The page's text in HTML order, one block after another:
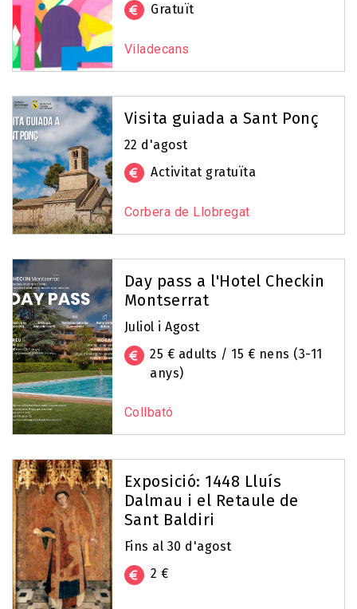
Gratuït
Viladecans
Visita guiada a Sant Ponç
22 d'agost
Activitat gratuïta
Corbera de Llobregat
Day pass a l'Hotel Checkin
Montserrat
Juliol i Agost
25 € adults / 15 € nens (3-11
anys)
Collbató
Exposició: 1448 Lluís
Dalmau i el Retaule de
Sant Baldiri
Fins al 30 d'agost
2 €